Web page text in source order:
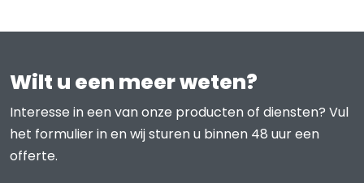
Wilt u een meer weten?
Interesse in een van onze producten of diensten? Vul
het formulier in en wij sturen u binnen 48 uur een
offerte.